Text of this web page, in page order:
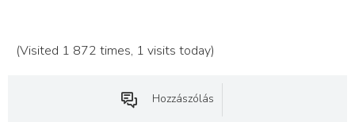
(Visited 1 872 times, 1 visits today)
Hozzászólás